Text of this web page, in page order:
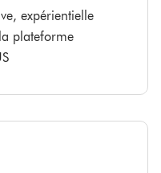
expérientielle
plateforme